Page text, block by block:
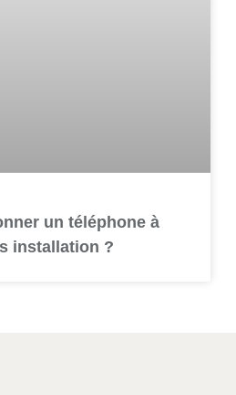
un téléphone à
installation ?